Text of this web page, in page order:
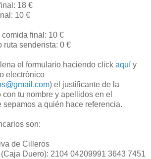
18 €
10 €
final: 10 €
ruta senderista: 0 €
el formulario haciendo click aquí y
electrónico
) el justificante de la
tu nombre y apellidos en el
sepamos a quién hace referencia.
son:
de Cilleros
Duero): 2104 04209991 3643 7451